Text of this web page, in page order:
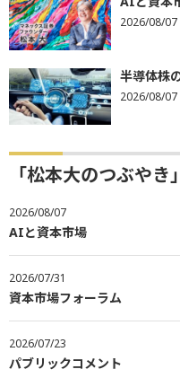
2026/08/07
半導体株
2026/08/07
「松本大のつぶや
2026/08/07
AIと資本市場
2026/07/31
資本市場フォーラム
2026/07/23
パブリックコメント